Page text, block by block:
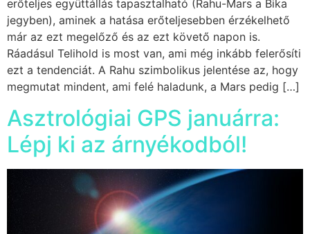
erőteljes együttállás tapasztalható (Rahu-Mars a Bika
jegyben), aminek a hatása erőteljesebben érzékelhető
már az ezt megelőző és az ezt követő napon is.
Ráadásul Telihold is most van, ami még inkább felerősíti
ezt a tendenciát. A Rahu szimbolikus jelentése az, hogy
megmutat mindent, ami felé haladunk, a Mars pedig […]
Asztrológiai GPS januárra:
Lépj ki az árnyékodból!